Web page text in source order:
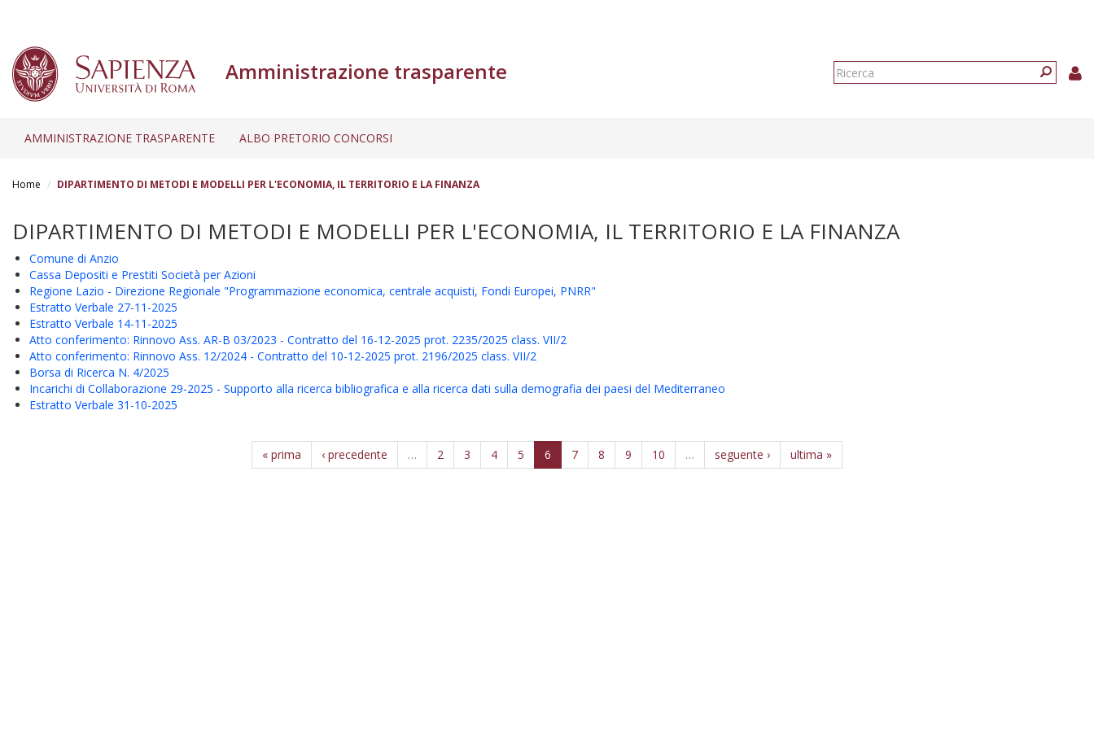
Amministrazione trasparente
Form
AMMINISTRAZIONE TRASPARENTE ALBO PRETORIO CONCORSI
Home DIPARTIMENTO DI METODI E MODELLI PER L'ECONOMIA, IL TERRITORIO E LA FINANZA
DIPARTIMENTO DI METODI E MODELLI PER L'ECONOMIA, IL TERRITORIO E LA FINANZA
Comune di Anzio
Cassa Depositi e Prestiti Società per Azioni
Regione Lazio - Direzione Regionale "Programmazione economica, centrale acquisti, Fondi Europei, PNRR"
Estratto Verbale 27-11-2025
Estratto Verbale 14-11-2025
Atto conferimento: Rinnovo Ass. AR-B 03/2023 - Contratto del 16-12-2025 prot. 2235/2025 class. VII/2
Atto conferimento: Rinnovo Ass. 12/2024 - Contratto del 10-12-2025 prot. 2196/2025 class. VII/2
Borsa di Ricerca N. 4/2025
Incarichi di Collaborazione 29-2025 - Supporto alla ricerca bibliografica e alla ricerca dati sulla demografia dei paesi del Mediterraneo
Estratto Verbale 31-10-2025
« prima ‹ precedente … 2 3 4 5 6 7 8 9 10 … seguente › ultima »